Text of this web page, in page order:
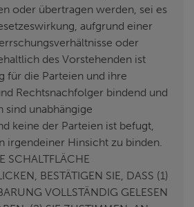
oder übertragen werden, sei es
aufgrund einer
oder
des Vorstehenden ist
für die Parteien und ihre
Rechtsnachfolger bindend und
sind unabhängige
keine der Parteien ist befugt,
irgendeiner Hinsicht zu binden.
SCHALTFLÄCHE
BESTÄTIGEN SIE, DASS (1)
VOLLSTÄNDIG GELESEN